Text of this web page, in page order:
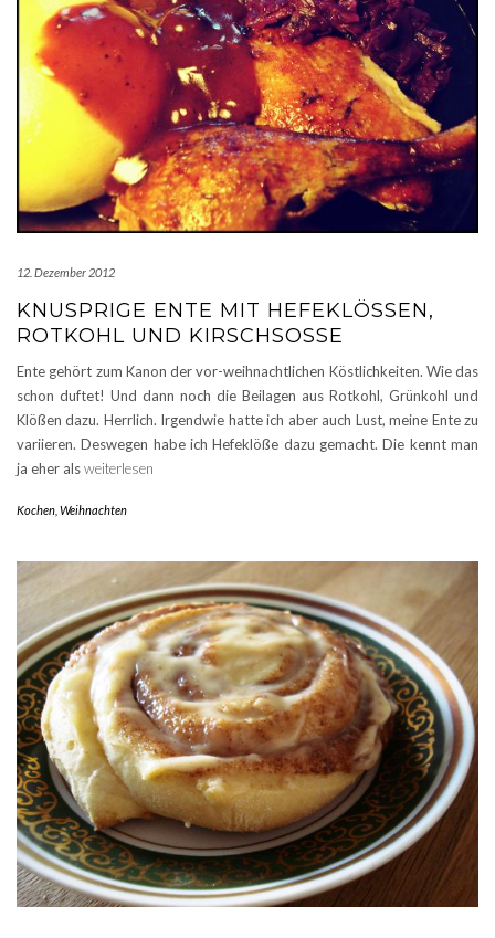
12. Dezember 2012
KNUSPRIGE ENTE MIT HEFEKLÖSSEN, R
OTKOHL UND KIRSCHSOSSE
Ente gehört zum Kanon der vor-weihnachtlichen Köstlichkeiten. Wie das
schon duftet! Und dann noch die Beilagen aus Rotkohl, Grünkohl und
Klößen dazu. Herrlich. Irgendwie hatte ich aber auch Lust, meine Ente zu
variieren. Deswegen habe ich Hefeklöße dazu gemacht. Die kennt man
ja eher alsweiterlesen
Kochen Weihnachten